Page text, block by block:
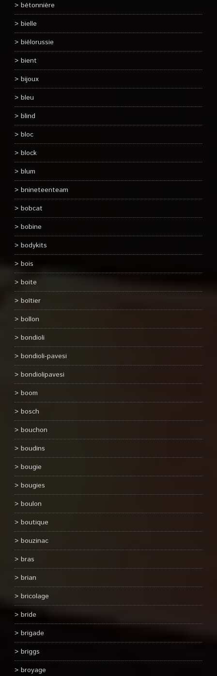
bétonnière
bielle
biélorussie
bient
bijoux
bleu
blind
bloc
block
blum
bnineteenteam
bobcat
bobine
bodykits
bois
boite
boîtier
bollon
bondioli
bondioli-pavesi
bondiolipavesi
boom
bosch
bouchon
boudins
bougie
bougies
boulon
boutique
bouzinac
bras
brian
bricolage
bride
brigade
briggs
broyage